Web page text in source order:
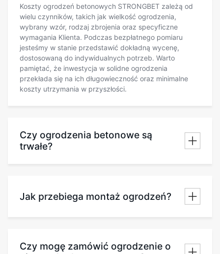
Koszty ogrodzeń betonowych STRONGBET zależą od
wielu czynników, takich jak wielkość ogrodzenia,
wybrany wzór, rodzaj zbrojenia oraz specyficzne
wymagania Klienta. Podczas bezpłatnego pomiaru
jesteśmy w stanie przedstawić dokładną wycenę,
dostosowaną do indywidualnych potrzeb. Warto
pamiętać, że inwestycja w solidne ogrodzenia
przekłada się na ich długowieczność oraz minimalne
koszty utrzymania w przyszłości.
Czy ogrodzenia betonowe są
trwałe?
Jak przebiega montaż ogrodzeń?
Czy mogę zamówić ogrodzenie o